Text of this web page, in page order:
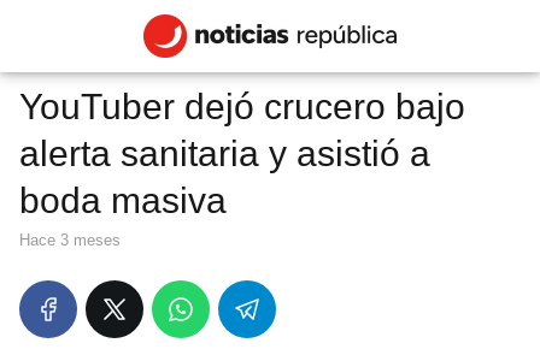
YouTuber dejó crucero bajo
alerta sanitaria y asistió a
boda masiva
hace 3 meses